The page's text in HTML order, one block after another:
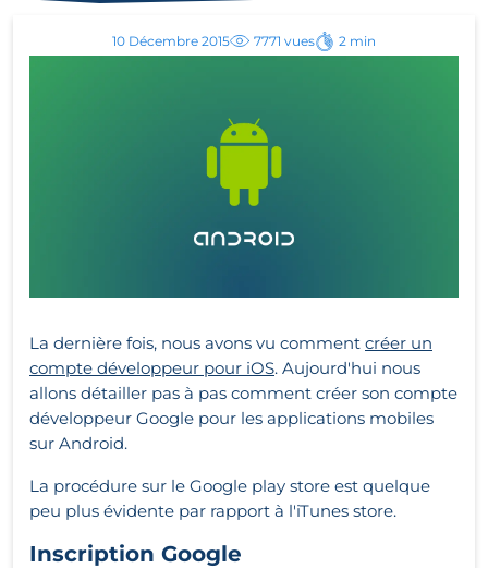
10 Décembre 2015 7771 vues 2 min
La dernière fois, nous avons vu comment créer un
compte développeur pour iOS. Aujourd'hui nous
allons détailler pas à pas comment créer son compte
développeur Google pour les applications mobiles
sur Android.
La procédure sur le Google play store est quelque
peu plus évidente par rapport à l'iTunes store.
Inscription Google